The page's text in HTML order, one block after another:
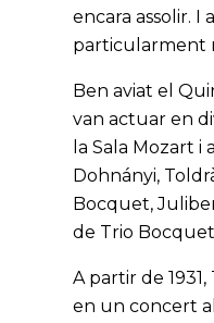
encara assolir. I
particularment
Ben aviat el
van actuar en
la Sala Mozart
Dohnányi,
Bocquet,
de Trio
A partir de
en un concert al